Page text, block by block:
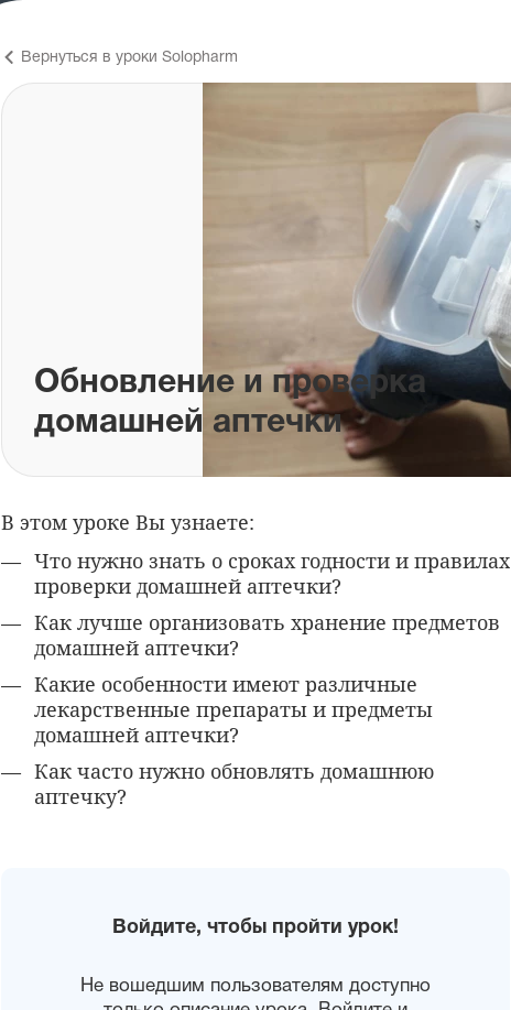
Вернуться в уроки Solopharm
Обновление и проверка
домашней аптечки
В этом уроке Вы узнаете:
Что нужно знать о сроках годности и правилах
проверки домашней аптечки?
Как лучше организовать хранение предметов
домашней аптечки?
Какие особенности имеют различные
лекарственные препараты и предметы
домашней аптечки?
Как часто нужно обновлять домашнюю
аптечку?
Войдите, чтобы пройти урок!
Не вошедшим пользователям доступно